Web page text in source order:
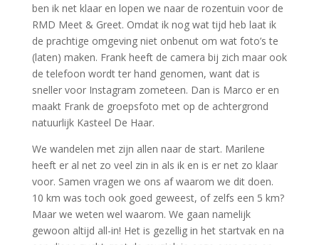
ben ik net klaar en lopen we naar de rozentuin voor de
RMD Meet & Greet. Omdat ik nog wat tijd heb laat ik
de prachtige omgeving niet onbenut om wat foto’s te
(laten) maken. Frank heeft de camera bij zich maar ook
de telefoon wordt ter hand genomen, want dat is
sneller voor Instagram zometeen. Dan is Marco er en
maakt Frank de groepsfoto met op de achtergrond
natuurlijk Kasteel De Haar.
We wandelen met zijn allen naar de start. Marilene
heeft er al net zo veel zin in als ik en is er net zo klaar
voor. Samen vragen we ons af waarom we dit doen.
10 km was toch ook goed geweest, of zelfs een 5 km?
Maar we weten wel waarom. We gaan namelijk
gewoon altijd all-in! Het is gezellig in het startvak en na